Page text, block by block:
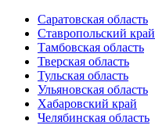
Саратовская область
Ставропольский край
Тамбовская область
Тверская область
Тульская область
Ульяновская область
Хабаровский край
Челябинская область